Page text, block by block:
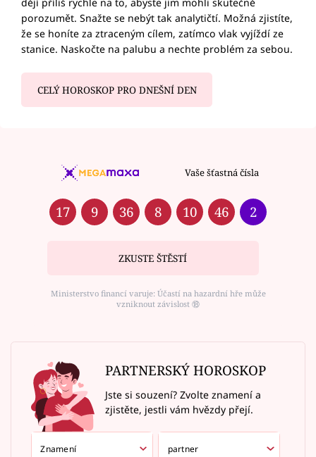
porozumět. Snažte se nebýt tak analytičtí. Možná zjistíte,
že se honíte za ztraceným cílem, zatímco vlak vyjíždí ze
stanice. Naskočte na palubu a nechte problém za sebou.
CELÝ HOROSKOP PRO DNEŠNÍ DEN
Vaše šťastná čísla
17 9 36 8 10 46 2
ZKUSTE ŠTĚSTÍ
Ministerstvo financí varuje: Účastí na hazardní hře může
vzniknout závislost ⑱
PARTNERSKÝ HOROSKOP
Jste si souzení? Zvolte znamení a
zjistěte, jestli vám hvězdy přejí.